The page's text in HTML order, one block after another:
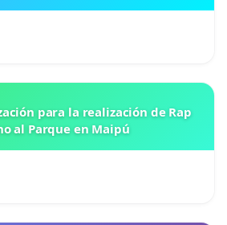
para la realización de Rap
al Parque en Maipú